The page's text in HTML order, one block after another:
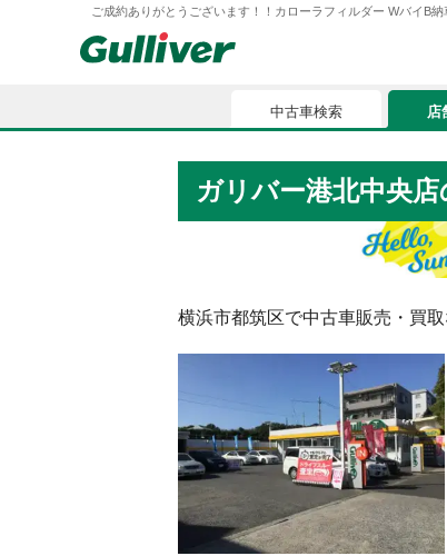
ご成約ありがとうございます！！カローラフィルダー WバイB
中古車検索
お
中古車検索 店
ガリバー港北中央店
横浜市都筑区で中古車販売・買